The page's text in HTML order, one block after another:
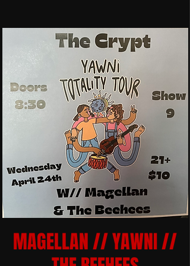
MAGELLAN // YAWNI //